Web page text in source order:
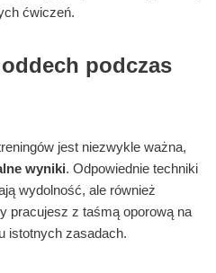
ćwiczeń.
podczas
jest niezwykle ważna,
wyniki. Odpowiednie techniki
wydolność, ale również
pracujesz z taśmą oporową na
istotnych zasadach.